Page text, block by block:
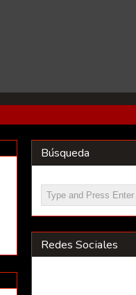
Búsqueda
Redes Sociales